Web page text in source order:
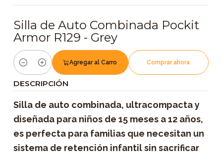
Silla de Auto Combinada Pockit
Armor R129 - Grey
Cantidad
Agregar al Carro Comprar ahora
DESCRIPCIÓN
Silla de auto combinada, ultracompacta y
diseñada para niños de 15 meses a 12 años,
es perfecta para familias que necesitan un
sistema de retención infantil sin sacrificar